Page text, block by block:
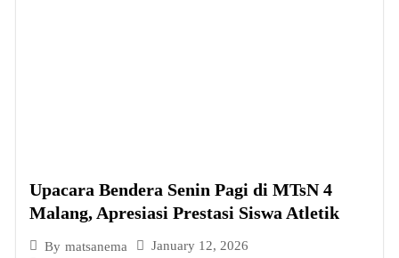
Upacara Bendera Senin Pagi di MTsN 4
Malang, Apresiasi Prestasi Siswa Atletik
By matsanema
January 12, 2026